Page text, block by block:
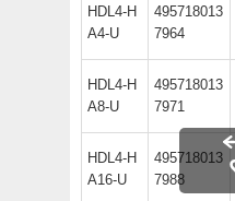
HDL4-H
A4-U
495718013
7964
HDL4-H
A8-U
495718013
7971
HDL4-H
A16-U
495718013
7988